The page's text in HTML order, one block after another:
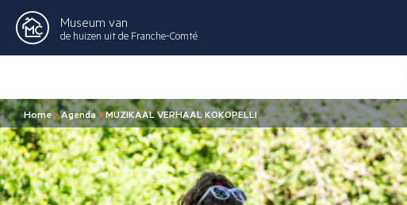
Museum van
de huizen uit de Franche-Comté
Home>Agenda>MUZIKAAL VERHAAL KOKOPELLI